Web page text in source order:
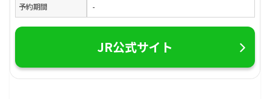
予約期間 -
JR公式サイト